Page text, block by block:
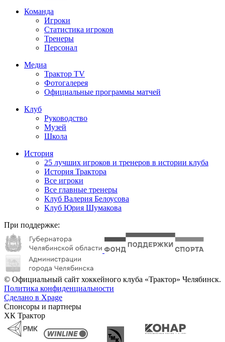
Команда
Игроки
Статистика игроков
Тренеры
Персонал
Медиа
Трактор TV
Фотогалерея
Официальные программы матчей
Клуб
Руководство
Музей
Школа
История
25 лучших игроков и тренеров в истории клуба
История Трактора
Все игроки
Все главные тренеры
Клуб Валерия Белоусова
Клуб Юрия Шумакова
При поддержке:
© Официальный сайт хоккейного клуба «Трактор» Челябинск.
Политика конфиденциальности
Сделано в Xpage
Спонсоры и партнеры
ХК Трактор